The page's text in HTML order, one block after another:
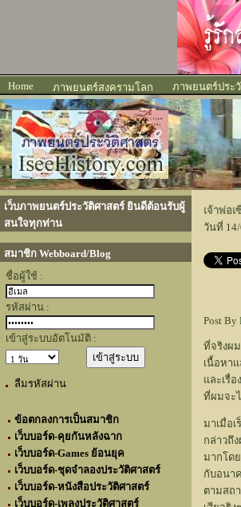
Home ภาพยนตร์สงครามโลก ภาพยนตร์ประ
เว็บภาพยนตร์ประวัติศาสตร์ ยินดีต้อนรับผู้
สนใจทุกท่าน
สมาชิก Webboard/Blog
ชื่อผู้ใช้ :
รหัสผ่าน :
เข้าสู่ระบบอัตโนมัติ :
ลืมรหัสผ่าน
ข้อตกลงการเป็นสมาชิก
เว็บบอร์ด-คุยกันหลังฉาก
เว็บบอร์ด-Games ย้อนยุค
เว็บบอร์ด-ชุดจำลองประวัติศาสตร์
เว็บบอร์ด-หนังสือประวัติศาสตร์
เว็บบอร์ด-เพลงประวัติศาสตร์
เจ้าพ่อเ
วันที่
Post By
ที่จริงผ
เนื้อหา
และเรื่
ที่ผมจะ
มาเมื่อ
กล่าวถึ
มากโด
กับอนา
ตามสถ